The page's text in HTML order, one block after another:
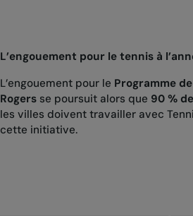
L’engouement pour le tennis à
L’engouement pour le Programme
Rogers se poursuit alors que 90 %
les villes doivent travailler avec
cette initiative.